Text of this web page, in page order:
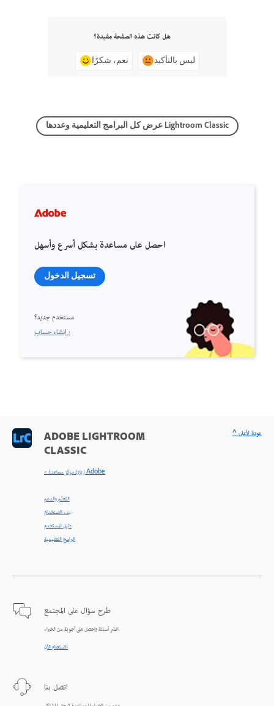
هل كانت هذه الصفحة مفيدة؟
نعم، شكرًا ليس بالتأكيد
عرض كل البرامج التعليمية وعددها Lightroom Classic
احصل على مساعدة بشكل أسرع وأسهل
تسجيل الدخول
مستخدم جديد؟
إنشاء حساب ›
ADOBE LIGHTROOM
CLASSIC
< زيارة مركز مساعدة Adobe
التعلّم والدعم
بدء الاستخدام
دليل المستخدم
البرامج التعليمية
طرح سؤال على المجتمع
انشر أسئلة واحصل على أجوبة من الخبراء.
الاستعلام الآن
اتصل بنا
^ عودة لأعلى